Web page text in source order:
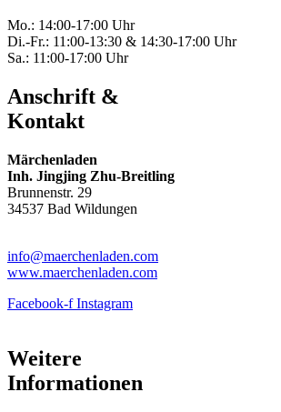
Mo.: 14:00-17:00 Uhr
Di.-Fr.: 11:00-13:30 & 14:30-17:00 Uhr
Sa.: 11:00-17:00 Uhr
Anschrift &
Kontakt
Märchenladen
Inh. Jingjing Zhu-Breitling
Brunnenstr. 29
34537 Bad Wildungen
info@maerchenladen.com
www.maerchenladen.com
Facebook-f Instagram
Weitere
Informationen